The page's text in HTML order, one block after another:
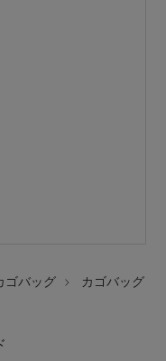
リ
ゴバッグ カゴバッグ